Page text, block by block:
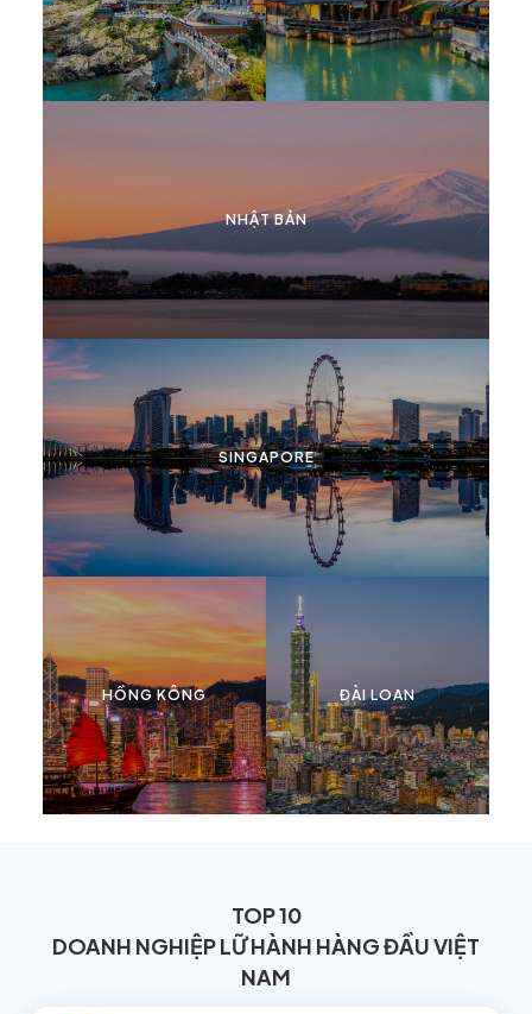
NHẬT BẢN
SINGAPORE
HỒNG KÔNG ĐÀI LOAN
TOP 10
DOANH NGHIỆP LỮ HÀNH HÀNG ĐẦU VIỆT
NAM